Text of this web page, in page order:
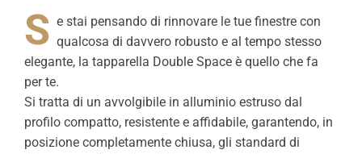
S e stai pensando di rinnovare le tue finestre con
qualcosa di davvero robusto e al tempo stesso
elegante, la tapparella Double Space è quello che fa
per te.
Si tratta di un avvolgibile in alluminio estruso dal
profilo compatto, resistente e affidabile, garantendo, in
posizione completamente chiusa, gli standard di